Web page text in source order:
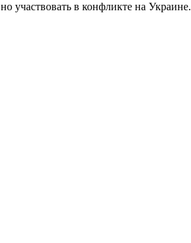
участвовать в конфликте на Украине.